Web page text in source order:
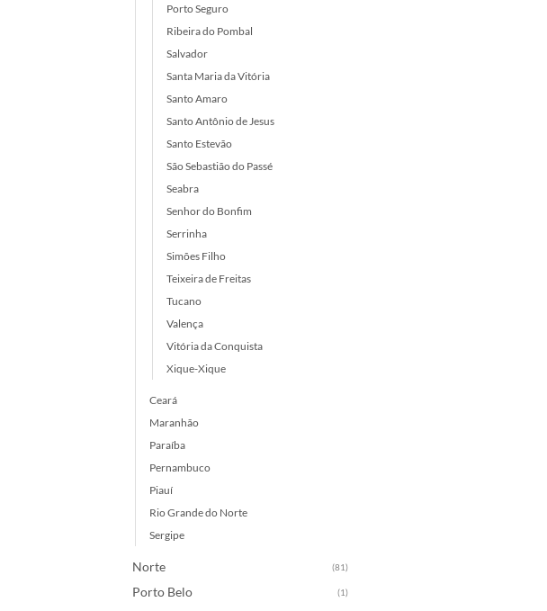
Porto Seguro
Ribeira do Pombal
Salvador
Santa Maria da Vitória
Santo Amaro
Santo Antônio de Jesus
Santo Estevão
São Sebastião do Passé
Seabra
Senhor do Bonfim
Serrinha
Simões Filho
Teixeira de Freitas
Tucano
Valença
Vitória da Conquista
Xique-Xique
Ceará
Maranhão
Paraíba
Pernambuco
Piauí
Rio Grande do Norte
Sergipe
Norte (81)
Porto Belo (1)